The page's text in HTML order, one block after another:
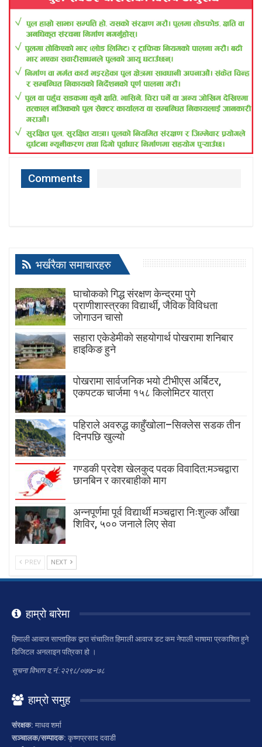
Comments
भर्खरैका समाचारहरु
घाचोकको गिद्ध संरक्षण केन्द्रमा पुगे
प्राणीशास्त्रका विद्यार्थी, जैविक विविधता
जोगाउन चासो
सहारा एकेडेमीको सहयोगार्थ पोखरामा शनिबार
हाइकिङ हुने
पोखरामा सार्वजनिक भयो टीभीएस अर्बिटर,
एकपटक चार्जमा १५८ किलोमिटर यात्रा
पहिराले अवरुद्ध काहुँखोला–सिक्लेस सडक तीन
दिनपछि खुल्यो
गण्डकी प्रदेश खेलकुद पदक विवादित:मञ्चद्वारा
छानबिन र कारबाहीको माग
अन्नपूर्णमा पूर्व विद्यार्थी मञ्चद्वारा निःशुल्क आँखा
शिविर, ५०० जनाले लिए सेवा
PREV NEXT
हाम्रो बारेमा
हिमाली आवाज साप्ताहिक द्वारा संचालित हिमाली आवाज डट कम नेपाली भाषामा प्रकाशित हुने
डिजिटल अनलाइन पत्रिका हो ।
सूचना विभाग द.नं.:२२९८/०७७–७८
हाम्रो समुह
संरक्षक: माधव शर्मा
सञ्चालक/सम्पादक: कृष्णप्रसाद दवाडी